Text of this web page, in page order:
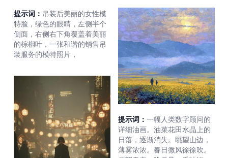
提示词： 吊装后美丽的女性模
特脸，绿色的眼睛，左侧半个
侧面，右侧右下角覆盖着美丽
的棕榈叶，一张和谐的销售吊
装服务的模特照片，
提示词： 一幅人类数字顾问的
详细油画。油菜花田水晶上的
日落，逐渐消失。眺望山边，
薄雾浓浓。春日微风徐徐吹。